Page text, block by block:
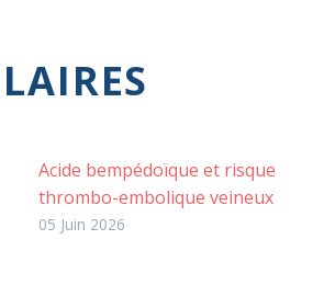
Acide bempédoïque et risque
thrombo-embolique veineux
05 Juin 2026